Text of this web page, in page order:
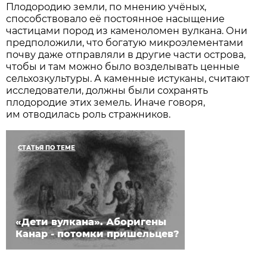
Плодородию земли, по мнению учёных,
способствовало её постоянное насыщение
частицами пород из каменоломен вулкана. Они
предположили, что богатую микроэлементами
почву даже отправляли в другие части острова,
чтобы и там можно было возделывать ценные
сельхозкультуры. А каменные истуканы, считают
исследователи, должны были сохранять
плодородие этих земель. Иначе говоря,
им отводилась роль стражников.
СТАТЬЯ ПО ТЕМЕ
«Дети вулкана». Аборигены
Канар - потомки пришельцев?